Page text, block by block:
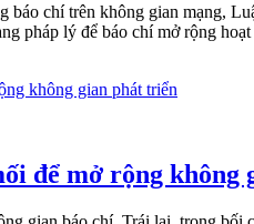
chí trên không gian mạng,
pháp lý để báo chí mở rộng
để mở rộng không